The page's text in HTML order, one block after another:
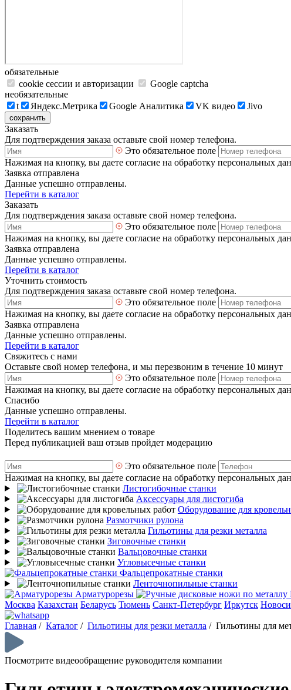
обязательные
cookie сессии и авторизации
Google captcha
необязательные
t
Яндекс.Метрика Google Аналитика VK видео Jivo
сохранить
Заказать
Для подтверждения заказа оставьте свой номер телефона.
Это обязательное поле
Нажимая на кнопку, вы даете согласие на обработку персональных
Заявка отправлена
Данные успешно отправлены.
Перейти в каталог
Заказать
Для подтверждения заказа оставьте свой номер телефона.
Это обязательное поле
Нажимая на кнопку, вы даете согласие на обработку персональных
Заявка отправлена
Данные успешно отправлены.
Перейти в каталог
Уточнить стоимость
Для подтверждения заказа оставьте свой номер телефона.
Это обязательное поле
Нажимая на кнопку, вы даете согласие на обработку персональных
Заявка отправлена
Данные успешно отправлены.
Перейти в каталог
Свяжитесь с нами
Оставьте свой номер телефона, и мы перезвоним в течение 10 минут
Это обязательное поле
Нажимая на кнопку, вы даете согласие на обработку персональных
Спасибо
Данные успешно отправлены.
Перейти в каталог
Поделитесь вашим мнением о товаре
Перед публикацией ваш отзыв пройдет модерацию
Это обязательное поле
Нажимая на кнопку, вы даете согласие на обработку персональных
Листогибочные станки
Аксессуары для листогиба
Оборудование для
Размотчики рулона
Гильотины для резки металла
Зиговочные станки
Вальцовочные станки
Угловысечные станки
Фальцепрокатные станки
Ленточнопильные станки
Арматурорезы
Москва Казахстан Беларусь Тюмень Санкт-Петербург Иркутск
Главная / Каталог / Гильотины для резки металла / Гильотины для
Посмотрите видеообращение руководителя компании